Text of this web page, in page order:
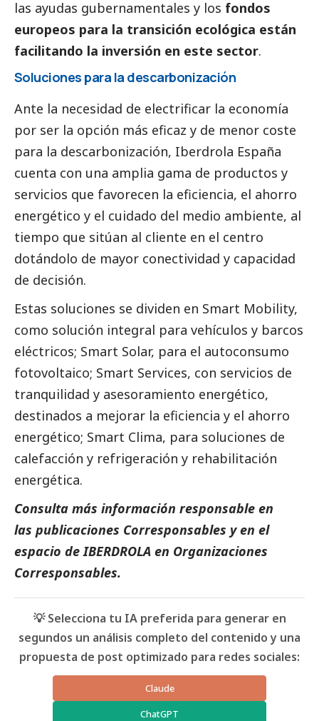
las ayudas gubernamentales y los fondos
europeos para la transición ecológica están
facilitando la inversión en este sector.
Soluciones para la descarbonización
Ante la necesidad de electrificar la economía
por ser la opción más eficaz y de menor coste
para la descarbonización, Iberdrola España
cuenta con una amplia gama de productos y
servicios que favorecen la eficiencia, el ahorro
energético y el cuidado del medio ambiente, al
tiempo que sitúan al cliente en el centro
dotándolo de mayor conectividad y capacidad
de decisión.
Estas soluciones se dividen en Smart Mobility,
como solución integral para vehículos y barcos
eléctricos; Smart Solar, para el autoconsumo
fotovoltaico; Smart Services, con servicios de
tranquilidad y asesoramiento energético,
destinados a mejorar la eficiencia y el ahorro
energético; Smart Clima, para soluciones de
calefacción y refrigeración y rehabilitación
energética.
Consulta más información responsable en
las publicaciones Corresponsables y en el
espacio deIBERDROLA en Organizaciones
Corresponsables.
💡 Selecciona tu IA preferida para generar en
segundos un análisis completo del contenido y una
propuesta de post optimizado para redes sociales:
Claude
ChatGPT